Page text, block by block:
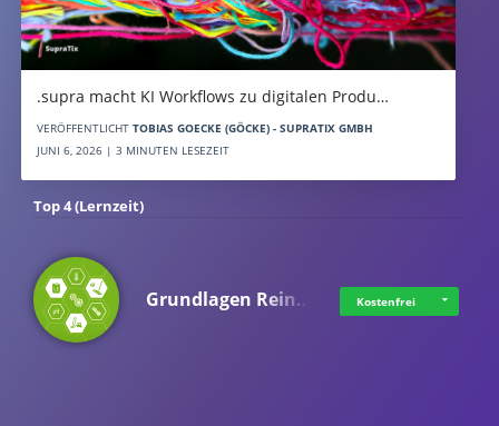
.supra macht KI Workflows zu digitalen Produ…
VERÖFFENTLICHT TOBIAS GOECKE (GÖCKE) - SUPRATIX GMBH
JUNI 6, 2026 | 3 MINUTEN LESEZEIT
Top 4 (Lernzeit)
Grundlagen Rein… Kostenfrei